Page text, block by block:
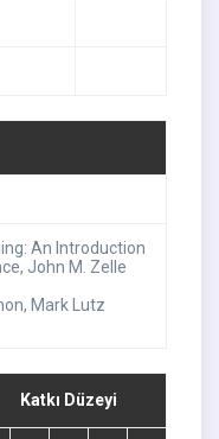
An Introduction
John M. Zelle
Mark Lutz
Katkı Düzeyi